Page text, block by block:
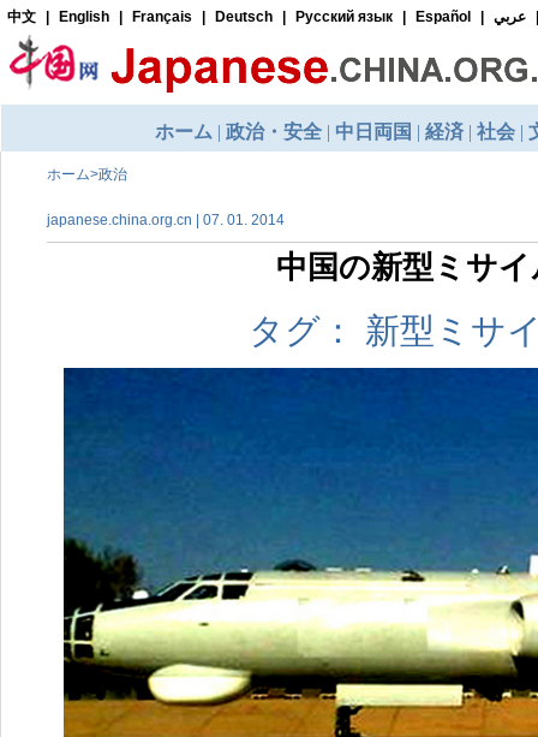
ホーム>政治
japanese.china.org.cn | 07. 01. 2014
中国の新型ミサ
タグ： 新型ミ